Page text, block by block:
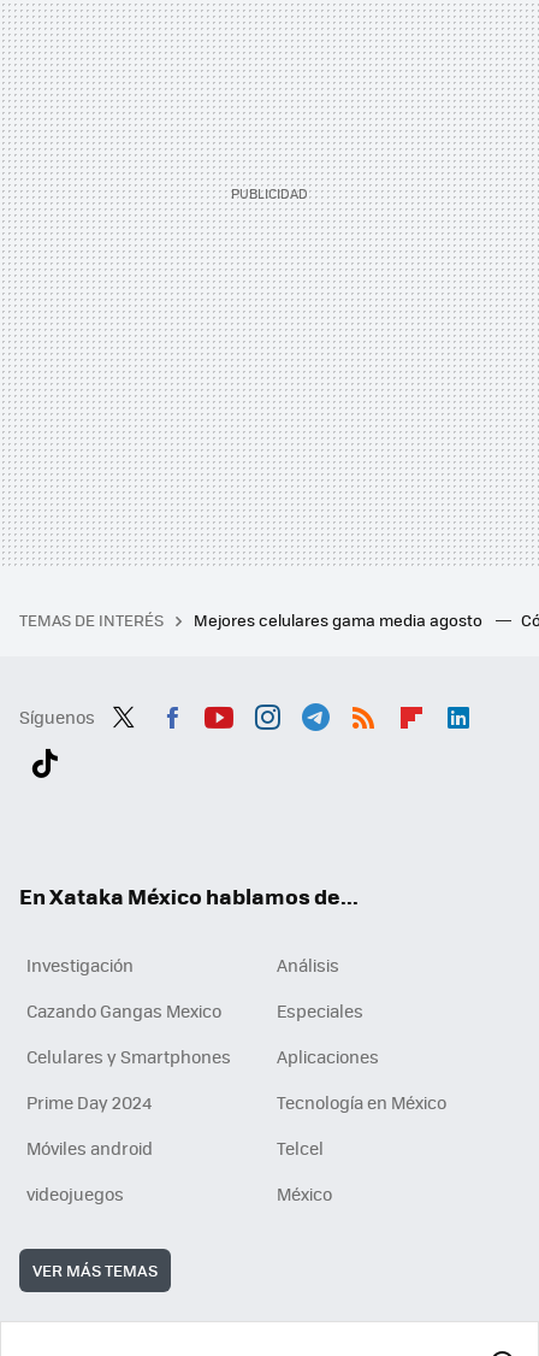
TEMAS DE INTERÉS Mejores celulares gama media agosto
Síguenos
En Xataka México hablamos de...
Investigación
Análisis
Cazando Gangas Mexico
Especiales
Celulares y Smartphones
Aplicaciones
Prime Day 2024
Tecnología en México
Móviles android
Telcel
videojuegos
México
VER MÁS TEMAS